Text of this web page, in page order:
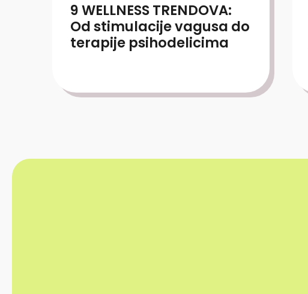
9 WELLNESS TRENDOVA:
Od stimulacije vagusa do
terapije psihodelicima